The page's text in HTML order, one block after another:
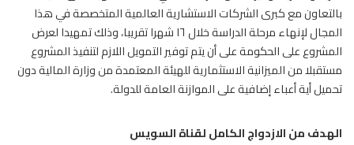
بالتعاون مع كبرى الشركات الاستشارية العالمية المتخصصة في هذا
المجال لإنهاء مرحلة الدراسة خلال ١٦ شهرا تقريبا، وذلك تمهيدا لعرض
المشروع على الحكومة على أن يتم توفير التمويل اللازم لتنفيذ المشروع
مستقبلا من الميزانية الاستثمارية للهيئة المعتمدة من وزارة المالية دون
تحميل أية أعباء إضافية على الموازنة العامة للدولة.
الهدف من الازدواج الكامل لقناة السويس